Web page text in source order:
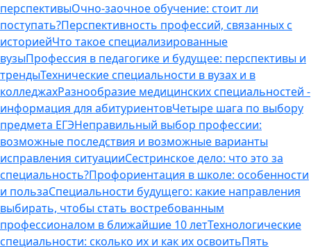
перспективыОчно-заочное обучение: стоит ли
поступать?Перспективность профессий, связанных с
историейЧто такое специализированные
вузыПрофессия в педагогике и будущее: перспективы и
трендыТехнические специальности в вузах и в
колледжахРазнообразие медицинских специальностей -
информация для абитуриентовЧетыре шага по выбору
предмета ЕГЭНеправильный выбор профессии:
возможные последствия и возможные варианты
исправления ситуацииСестринское дело: что это за
специальность?Профориентация в школе: особенности
и пользаСпециальности будущего: какие направления
выбирать, чтобы стать востребованным
профессионалом в ближайшие 10 летТехнологические
специальности: сколько их и как их освоитьПять